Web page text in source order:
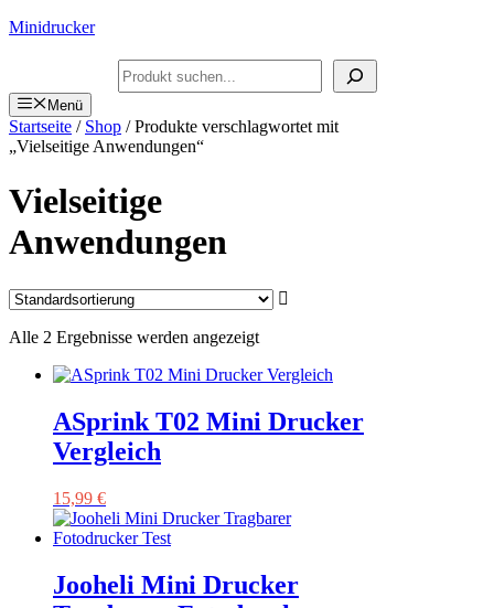
Zum
Minidrucker
Suchen
Menü
Startseite / Shop / Produkte verschlagwortet mit
„Vielseitige Anwendungen“
Vielseitige
Anwendungen
Alle 2 Ergebnisse werden angezeigt
ASprink T02 Mini Drucker
Vergleich
15,99 €
Jooheli Mini Drucker